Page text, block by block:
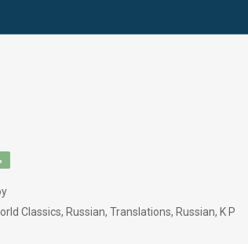
Classics, Russian, Translations, Russian, K P